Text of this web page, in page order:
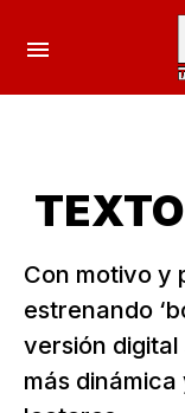
Con motivo y
estrenando
versión
más